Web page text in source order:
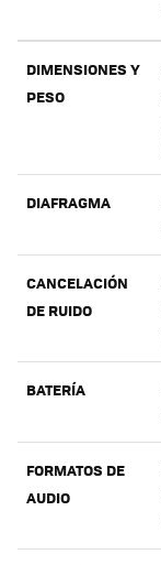
DIMENSIONES Y
PESO
DIAFRAGMA
CANCELACIÓN
DE RUIDO
BATERÍA
FORMATOS DE
AUDIO